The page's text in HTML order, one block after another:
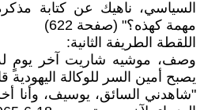
السياسي، ناهيك عن كتابة
مهمة كهذه؟" (صفحة 622)
اللقطة الطريفة الثانية:
وصف، موشيه شاريت آخر يومٍ
يصبح أمين السر للوكالة اليهودية
"شاهدني السائق، يوسيف، وأنا